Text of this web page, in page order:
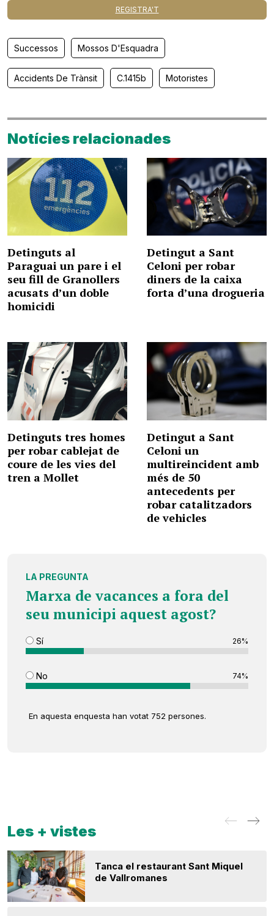
REGISTRA'T
Successos Mossos D'Esquadra
Accidents De Trànsit C.1415b Motoristes
Notícies relacionades
Detinguts al
Paraguai un pare i el
seu fill de Granollers
acusats d’un doble
homicidi
Detingut a Sant
Celoni per robar
diners de la caixa
forta d’una drogueria
Detinguts tres homes
per robar cablejat de
coure de les vies del
tren a Mollet
Detingut a Sant
Celoni un
multireincident amb
més de 50
antecedents per
robar catalitzadors
de vehicles
LA PREGUNTA
Marxa de vacances a fora del
seu municipi aquest agost?
Sí 26%
No 74%
En aquesta enquesta han votat 752 persones.
Les + vistes
Tanca el restaurant Sant Miquel
de Vallromanes